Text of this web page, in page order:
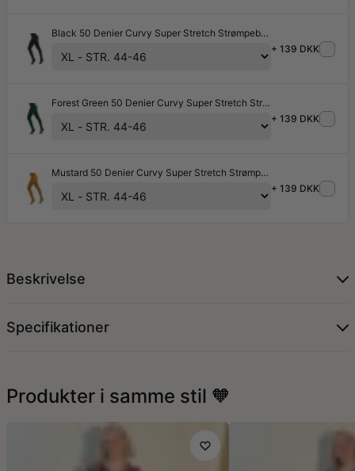
Black 50 Denier Curvy Super Stretch Strømpebukser
+ 139 DKK
Forest Green 50 Denier Curvy Super Stretch Strømpebukser
+ 139 DKK
Mustard 50 Denier Curvy Super Stretch Strømpebukser
+ 139 DKK
Beskrivelse
Specifikationer
Produkter i samme stil 🧡